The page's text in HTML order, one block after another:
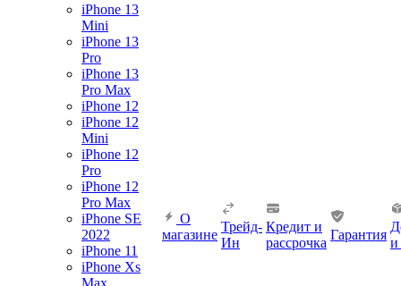
iPhone 13
Mini
iPhone 13
Pro
iPhone 13
Pro Max
iPhone 12
iPhone 12
Mini
iPhone 12
Pro
iPhone 12
Pro Max
iPhone SE
2022
iPhone 11
iPhone Xs
Max
О
магазине
Трейд-
Ин
Кредит и
рассрочка
Гарантия
и